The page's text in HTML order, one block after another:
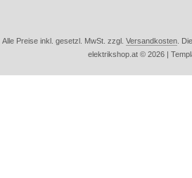
Alle Preise inkl. gesetzl. MwSt. zzgl. Versandkosten .
elektrikshop.at © 2026 |